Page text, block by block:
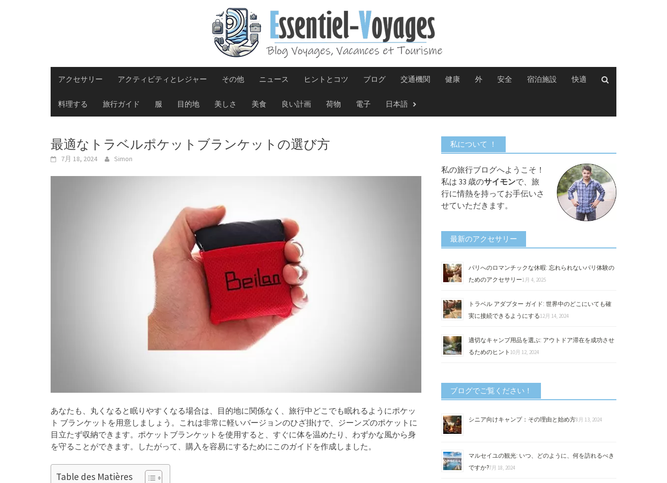
アクセサリー アクティビティとレジャー その他 ニュース ヒントとコツ ブログ 交通機関 健康 外 安全 宿泊施設 快適
料理する 旅行ガイド 服 目的地 美しさ 美食 良い計画 荷物 電子 日本語
最適なトラベルポケットブランケットの選び方
7月 18, 2024 Simon
あなたも、丸くなると眠りやすくなる場合は、目的地に関係なく、旅行中どこでも眠れるようにポケッ
ト ブランケットを用意しましょう。これは非常に軽いバージョンのひざ掛けで、ジーンズのポケットに
目立たず収納できます。ポケットブランケットを使用すると、すぐに体を温めたり、わずかな風から身
を守ることができます。したがって、購入を容易にするためにこのガイドを作成しました。
Table des Matières
私について ！
私の旅行ブログへようこそ！
私は 33 歳のサイモンで、旅
行に情熱を持ってお手伝いさ
せていただきます。
最新のアクセサリー
パリへのロマンチックな休暇: 忘れられないパリ体験の
ためのアクセサリー1月 4, 2025
トラベル アダプター ガイド: 世界中のどこにいても確
実に接続できるようにする12月 14, 2024
適切なキャンプ用品を選ぶ: アウトドア滞在を成功させ
るためのヒント 10月 12, 2024
ブログでご覧ください！
シニア向けキャンプ：その理由と始め方8月 13, 2024
マルセイユの観光: いつ、どのように、何を訪れるべき
ですか?7月 18, 2024